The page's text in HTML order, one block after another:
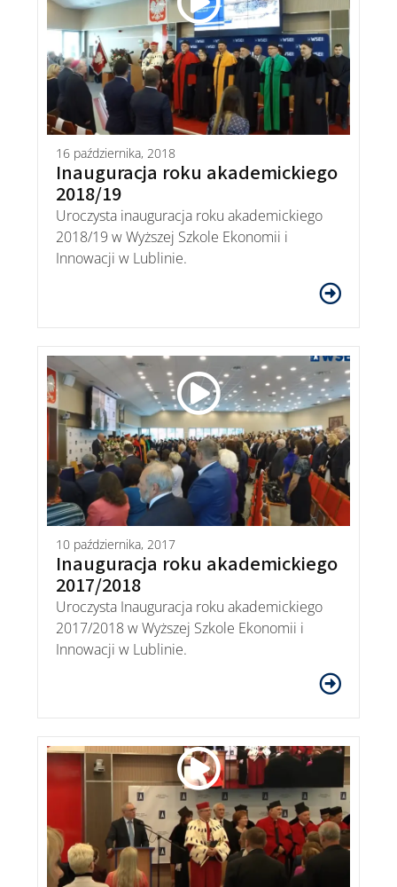
16 października, 2018
Inauguracja roku akademickiego
2018/19
Uroczysta inauguracja roku akademickiego
2018/19 w Wyższej Szkole Ekonomii i
Innowacji w Lublinie.
10 października, 2017
Inauguracja roku akademickiego
2017/2018
Uroczysta Inauguracja roku akademickiego
2017/2018 w Wyższej Szkole Ekonomii i
Innowacji w Lublinie.